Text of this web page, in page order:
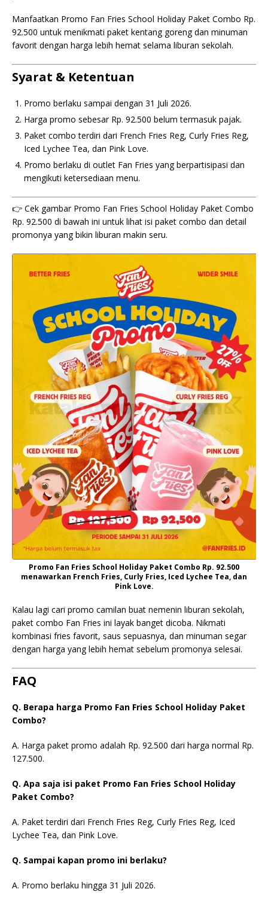
Manfaatkan Promo Fan Fries School Holiday Paket Combo Rp.
92.500 untuk menikmati paket kentang goreng dan minuman
favorit dengan harga lebih hemat selama liburan sekolah.
Syarat & Ketentuan
Promo berlaku sampai dengan 31 Juli 2026.
Harga promo sebesar Rp. 92.500 belum termasuk pajak.
Paket combo terdiri dari French Fries Reg, Curly Fries Reg,
Iced Lychee Tea, dan Pink Love.
Promo berlaku di outlet Fan Fries yang berpartisipasi dan
mengikuti ketersediaan menu.
👉 Cek gambar Promo Fan Fries School Holiday Paket Combo
Rp. 92.500 di bawah ini untuk lihat isi paket combo dan detail
promonya yang bikin liburan makin seru.
Promo Fan Fries School Holiday Paket Combo Rp. 92.500
menawarkan French Fries, Curly Fries, Iced Lychee Tea, dan
Pink Love.
Kalau lagi cari promo camilan buat nemenin liburan sekolah,
paket combo Fan Fries ini layak banget dicoba. Nikmati
kombinasi fries favorit, saus sepuasnya, dan minuman segar
dengan harga yang lebih hemat sebelum promonya selesai.
FAQ
Q. Berapa harga Promo Fan Fries School Holiday Paket
Combo?
A. Harga paket promo adalah Rp. 92.500 dari harga normal Rp.
127.500.
Q. Apa saja isi paket Promo Fan Fries School Holiday
Paket Combo?
A. Paket terdiri dari French Fries Reg, Curly Fries Reg, Iced
Lychee Tea, dan Pink Love.
Q. Sampai kapan promo ini berlaku?
A. Promo berlaku hingga 31 Juli 2026.